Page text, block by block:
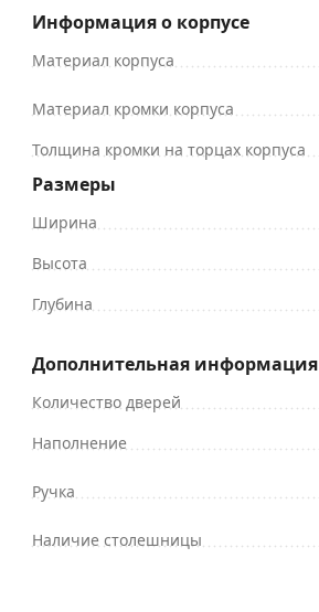
Информация о корпусе
Материал корпуса
Материал кромки корпуса
Толщина кромки на торцах корпуса
Размеры
Ширина
Высота
Глубина
Дополнительная информация
Количество дверей
Наполнение
Ручка
Наличие столешницы